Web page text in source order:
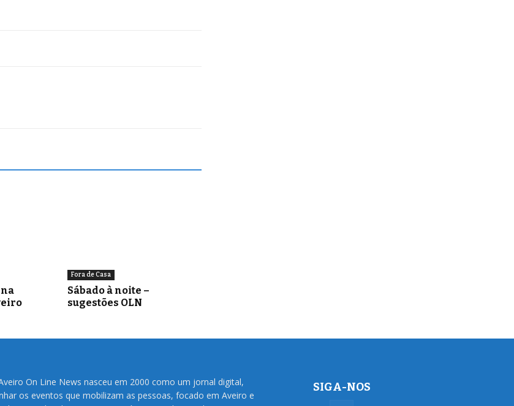
Fora de Casa
Sábado à noite –
sugestões OLN
On Line News nasceu em 2000 como um jornal digital,
os eventos que mobilizam as pessoas, focado em Aveiro e
SIGA-NOS